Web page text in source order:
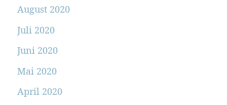
August 2020
Juli 2020
Juni 2020
Mai 2020
April 2020